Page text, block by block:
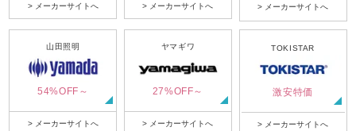
> メーカーサイトへ > メーカーサイトへ > メーカーサイトへ
山田照明
54%OFF～
> メーカーサイトへ
ヤマギワ
27%OFF～
> メーカーサイトへ
TOKISTAR
激安特価
> メーカーサイトへ